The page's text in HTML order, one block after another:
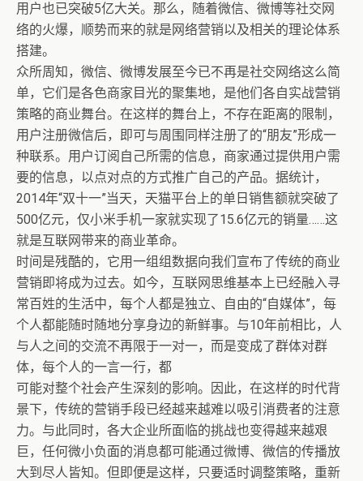
用户也已突破5亿大关。那么，随着微信、微博等社交网
络的火爆，顺势而来的就是网络营销以及相关的理论体系
搭建。
众所周知，微信、微博发展至今已不再是社交网络这么简
单，它们是各色商家目光的聚集地，是他们各自实战营销
策略的商业舞台。在这样的舞台上，不存在距离的限制，
用户注册微信后，即可与周围同样注册了的“朋友”形成一
种联系。用户订阅自己所需的信息，商家通过提供用户需
要的信息，以点对点的方式推广自己的产品。据统计，
2014年“双十一”当天，天猫平台上的单日销售额就突破了
500亿元，仅小米手机一家就实现了15.6亿元的销量……这
就是互联网带来的商业革命。
时间是残酷的，它用一组组数据向我们宣布了传统的商业
营销即将成为过去。如今，互联网思维基本上已经融入寻
常百姓的生活中，每个人都是独立、自由的“自媒体”，每
个人都能随时随地分享身边的新鲜事。与10年前相比，人
与人之间的交流不再限于一对一，而是变成了群体对群
体，每个人的一言一行，都
可能对整个社会产生深刻的影响。因此，在这样的时代背
景下，传统的营销手段已经越来越难以吸引消费者的注意
力。与此同时，各大企业所面临的挑战也变得越来越艰
巨，任何微小负面的消息都可能通过微博、微信的传播放
大到尽人皆知。但即便是这样，只要适时调整策略，重新